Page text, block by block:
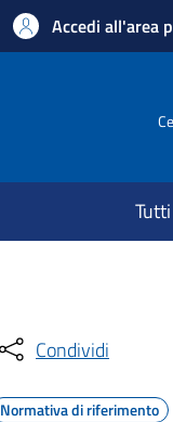
Accedi all'area
Condividi
Normativa di riferimento